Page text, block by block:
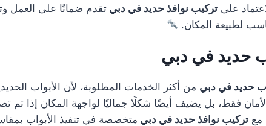
على تركيب نوافذ حديد في دبي تقدم ضمانًا على العمل
لطبيعة المكان.
حديد في دبي
حديد في دبي من أكثر الخدمات المطلوبة، لأن الأبواب
الأمان فقط، بل يضيف أيضًا شكلًا جماليًا لواجهة المكان إذا
مع تركيب نوافذ حديد في دبي متخصصة في تنفيذ الأبواب